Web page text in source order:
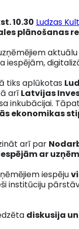
10.30 Ludzas
plānošanas
iespējām,
tiks aplūkotas
arīLatvijas
inkubācijai.
ekonomikas
arī par
ar
iespēju
institūciju
diskusija